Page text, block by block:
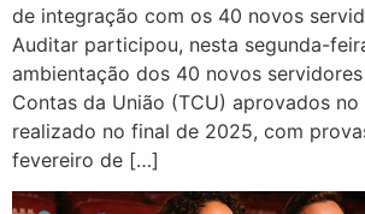
de integração com os 40 novos
Auditar participou, nesta segunda-
ambientação dos 40 novos
Contas da União (TCU) aprovados no
realizado no final de 2025, com
fevereiro de […]